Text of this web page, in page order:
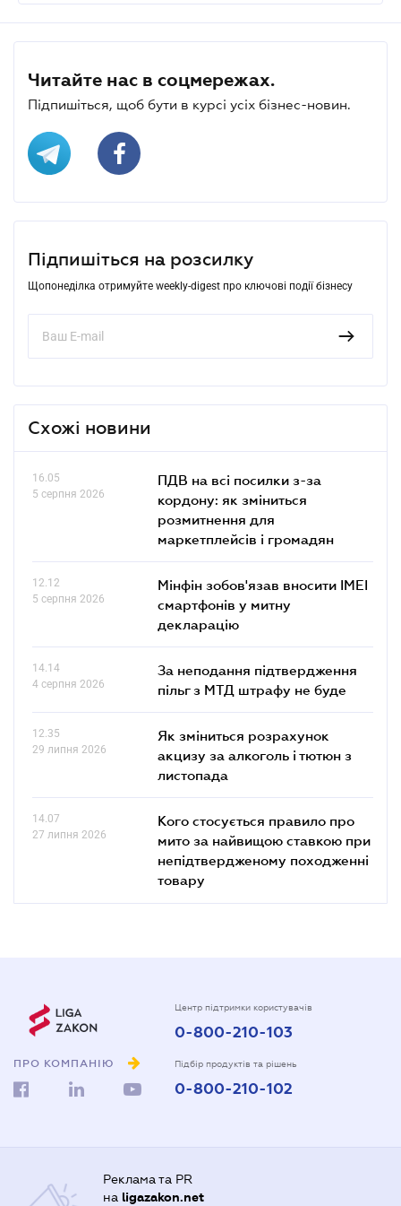
Читайте нас в соцмережах.
Підпишіться, щоб бути в курсі усіх бізнес-новин.
Підпишіться на розсилку
Щопонеділка отримуйте weekly-digest про ключові події бізнесу
Схожі новини
16.05
5 серпня 2026
ПДВ на всі посилки з-за
кордону: як зміниться
розмитнення для
маркетплейсів і громадян
12.12
5 серпня 2026
Мінфін зобов'язав вносити IMEI
смартфонів у митну
декларацію
14.14
4 серпня 2026
За неподання підтвердження
пільг з МТД штрафу не буде
12.35
29 липня 2026
Як зміниться розрахунок
акцизу за алкоголь і тютюн з
листопада
14.07
27 липня 2026
Кого стосується правило про
мито за найвищою ставкою при
непідтвердженому походженні
товару
ПРО КОМПАНІЮ
Центр підтримки користувачів
0-800-210-103
Підбір продуктів та рішень
0-800-210-102
Реклама та PR
на ligazakon.net